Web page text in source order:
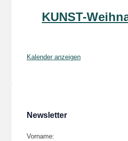
KUNST-
Kalender anzeigen
Newsletter
Vorname: